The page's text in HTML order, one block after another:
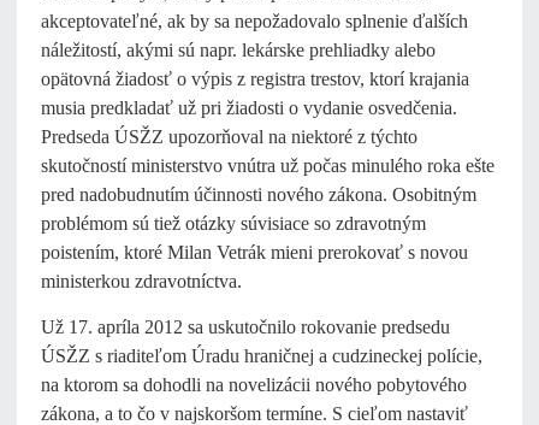
akceptovateľné, ak by sa nepožadovalo splnenie ďalších
náležitostí, akými sú napr. lekárske prehliadky alebo
opätovná žiadosť o výpis z registra trestov, ktorí krajania
musia predkladať už pri žiadosti o vydanie osvedčenia.
Predseda ÚSŽZ upozorňoval na niektoré z týchto
skutočností ministerstvo vnútra už počas minulého roka ešte
pred nadobudnutím účinnosti nového zákona. Osobitným
problémom sú tiež otázky súvisiace so zdravotným
poistením, ktoré Milan Vetrák mieni prerokovať s novou
ministerkou zdravotníctva.
Už 17. apríla 2012 sa uskutočnilo rokovanie predsedu
ÚSŽZ s riaditeľom Úradu hraničnej a cudzineckej polície,
na ktorom sa dohodli na novelizácii nového pobytového
zákona, a to čo v najskoršom termíne. S cieľom nastaviť